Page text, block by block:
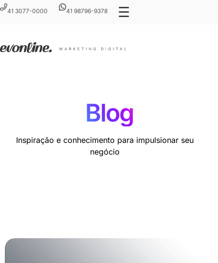
41 3077-0000 41 98796-9378 ☰
Blog
Inspiração e conhecimento para impulsionar seu
negócio